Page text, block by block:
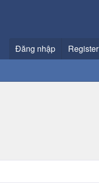
Đăng nhập Register